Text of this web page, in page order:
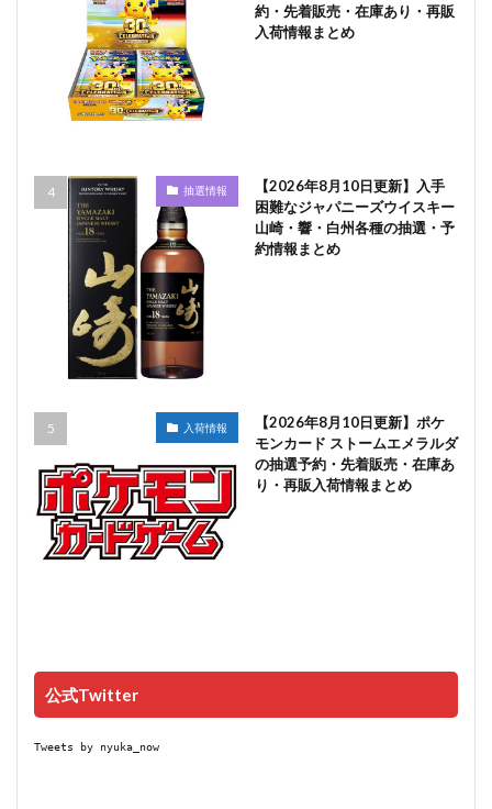
約・先着販売・在庫あり・再販
入荷情報まとめ
抽選情報
【2026年8月10日更新】入手
困難なジャパニーズウイスキー
山崎・響・白州各種の抽選・予
約情報まとめ
入荷情報
【2026年8月10日更新】ポケ
モンカード ストームエメラルダ
の抽選予約・先着販売・在庫あ
り・再販入荷情報まとめ
公式Twitter
Tweets by nyuka_now